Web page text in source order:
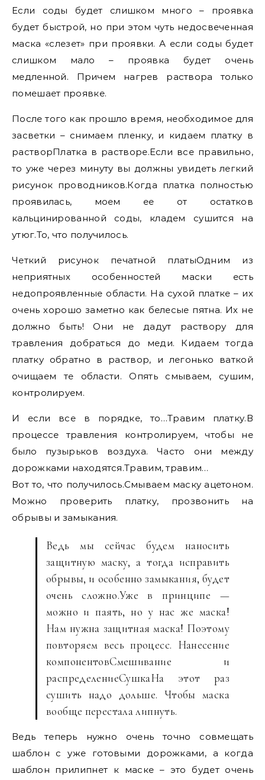
Если соды будет слишком много – проявка
будет быстрой, но при этом чуть недосвеченная
маска «слезет» при проявки. А если соды будет
слишком мало – проявка будет очень
медленной. Причем нагрев раствора только
помешает проявке.
После того как прошло время, необходимое для
засветки – снимаем пленку, и кидаем платку в
растворПлатка в растворе.Если все правильно,
то уже через минуту вы должны увидеть легкий
рисунок проводников.Когда платка полностью
проявилась, моем ее от остатков
кальцинированной соды, кладем сушится на
утюг.То, что получилось.
Четкий рисунок печатной платыОдним из
неприятных особенностей маски есть
недопроявленные области. На сухой платке – их
очень хорошо заметно как белесые пятна. Их не
должно быть! Они не дадут раствору для
травления добраться до меди. Кидаем тогда
платку обратно в раствор, и легонько ваткой
очищаем те области. Опять смываем, сушим,
контролируем.
И если все в порядке, то…Травим платку.В
процессе травления контролируем, чтобы не
было пузырьков воздуха. Часто они между
дорожками находятся.Травим, травим…
Вот то, что получилось.Смываем маску ацетоном.
Можно проверить платку, прозвонить на
обрывы и замыкания.
Ведь мы сейчас будем наносить
защитную маску, а тогда исправить
обрывы, и особенно замыкания, будет
очень сложно.Уже в принципе —
можно и паять, но у нас же маска!
Нам нужна защитная маска! Поэтому
повторяем весь процесс. Нанесение
компонентовСмешивание и
распределениеСушкаНа этот раз
сушить надо дольше. Чтобы маска
вообще перестала липнуть.
Ведь теперь нужно очень точно совмещать
шаблон с уже готовыми дорожками, а когда
шаблон прилипнет к маске – это будет очень